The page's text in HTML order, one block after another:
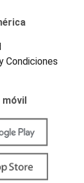
Condiciones